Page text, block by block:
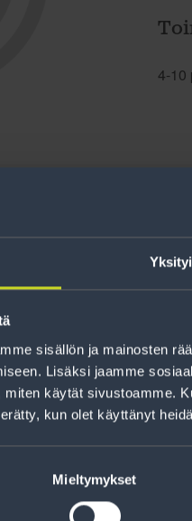
sisällön ja mainosten
Lisäksi jaamme
käytät sivustoamme.
kun olet käyttänyt
Mieltymykset
4-10
Tee ostoksesi